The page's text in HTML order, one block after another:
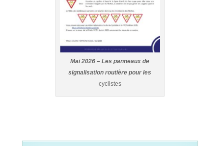
Mai 2026 – Les panneaux de
signalisation routière pour les
cyclistes